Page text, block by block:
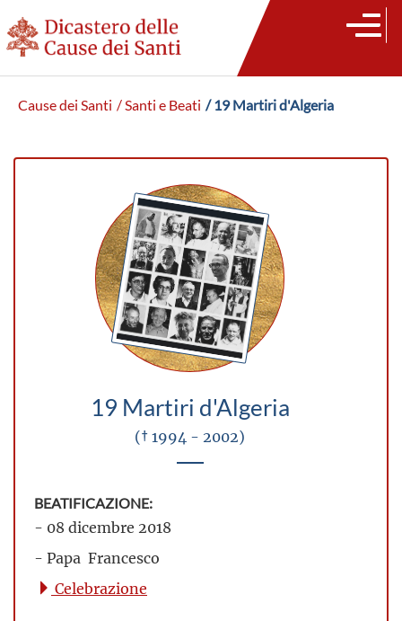
Cause dei Santi / Santi e Beati / 19 Martiri d'Algeria
19 Martiri d'Algeria
(† 1994 - 2002)
BEATIFICAZIONE:
- 08 dicembre 2018
- Papa Francesco
Celebrazione